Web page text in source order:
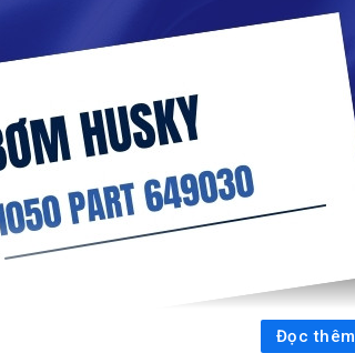
Đọc thêm